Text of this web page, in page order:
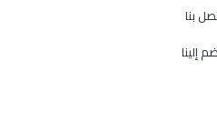
بنا
إلينا